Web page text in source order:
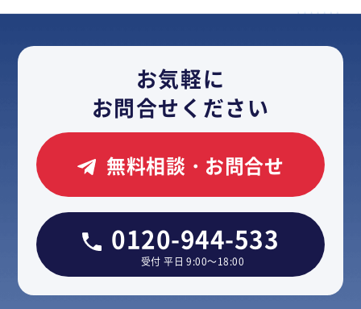
お気軽に
お問合せください
無料相談・お問合せ
0120-944-533
受付 平日 9:00～18:00